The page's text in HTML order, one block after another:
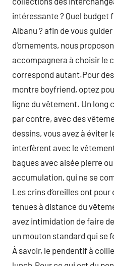
intéressante ? Quel
Albanu ? afin de vous
d’ornements, nous
accompagnera à choisir le
correspond autant.Pour
montre boyfriend, optez
ligne du vêtement. Un long
par contre, avec des
dessins, vous avez à éviter
interfèrent avec le
bagues avec aisée pierre
accumulation, qui ne se
Les crins d’oreilles ont
tenues à distance du
avez intimidation de faire
un mouton standard qui se
À savoir, le pendentif à